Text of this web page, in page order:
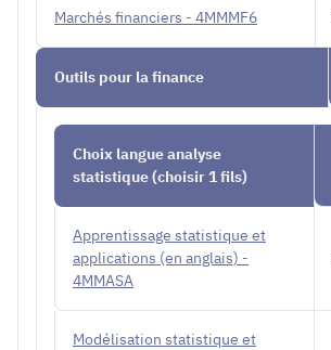
Marchés financiers - 4MMMF6
Outils pour la finance
Choix langue analyse
statistique (choisir 1 fils)
Apprentissage statistique et
applications (en anglais) -
4MMASA
Modélisation statistique et